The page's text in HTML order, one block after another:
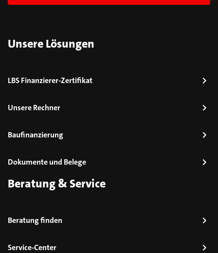
Unsere Lösungen
LBS Finanzierer-Zertifikat
Unsere Rechner
Baufinanzierung
Dokumente und Belege
Beratung & Service
Beratung finden
Service-Center